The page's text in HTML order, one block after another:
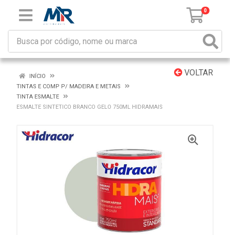
0
VOLTAR
INÍCIO
TINTAS E COMP P/ MADEIRA E METAIS
TINTA ESMALTE
ESMALTE SINTETICO BRANCO GELO 750ML HIDRAMAIS